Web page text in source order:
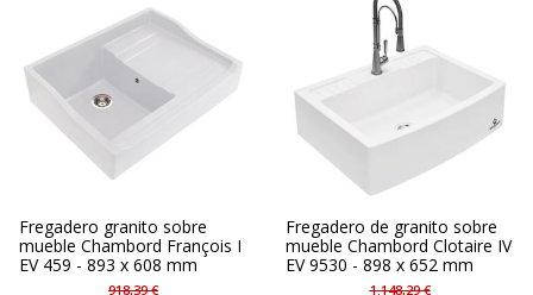
Fregadero granito sobre
mueble Chambord François I
EV 459 - 893 x 608 mm
918,39 €
Fregadero de granito sobre
mueble Chambord Clotaire IV
EV 9530 - 898 x 652 mm
1.148,29 €